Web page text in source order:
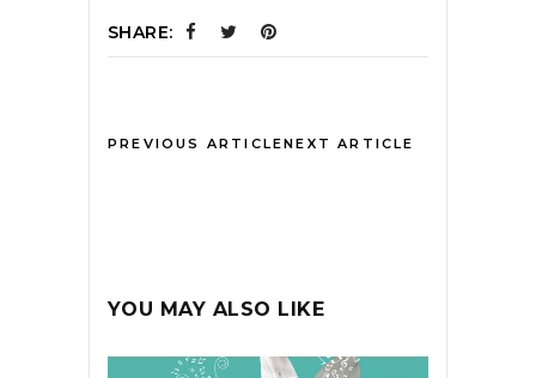
SHARE:
PREVIOUS ARTICLENEXT ARTICLE
YOU MAY ALSO LIKE